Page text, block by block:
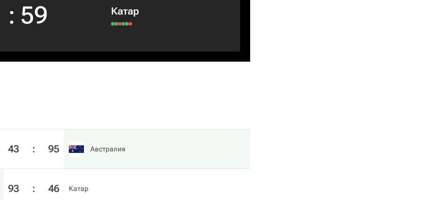
: 59 Катар
43 : 95 Австралия
93 : 46 Катар